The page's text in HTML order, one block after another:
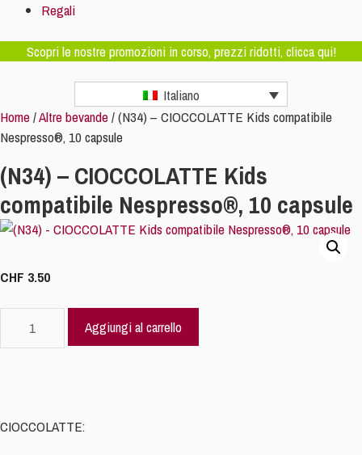
Regali
Scopri le nostre promozioni in corso, prezzi ridotti, clicca qui!
Italiano
Home/Altre bevande/ (N34) – CIOCCOLATTE Kids compatibile
Nespresso®, 10 capsule
(N34) – CIOCCOLATTE Kids
compatibile Nespresso®, 10 capsule
CHF 3.50
10
Aggiungi al carrello
CIOCCOLATTE: